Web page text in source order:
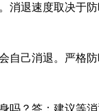
退速度取决于
己消退。严格防
吗？答：建议等